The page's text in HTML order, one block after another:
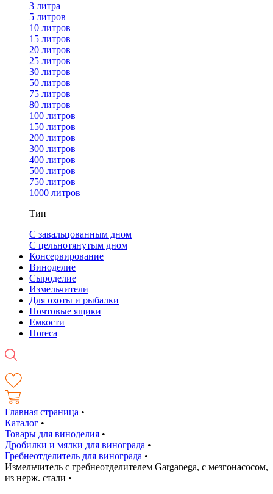
3 литра
5 литров
10 литров
15 литров
20 литров
25 литров
30 литров
50 литров
75 литров
80 литров
100 литров
150 литров
200 литров
300 литров
400 литров
500 литров
750 литров
1000 литров
Тип
С завальцованным дном
С цельнотянутым дном
Консервирование
Виноделие
Сыроделие
Измельчители
Для охоты и рыбалки
Почтовые ящики
Емкости
Horeca
Главная страница •
Каталог •
Товары для виноделия •
Дробилки и мялки для винограда •
Гребнеотделитель для винограда •
Измельчитель с гребнеотделителем Garganega, с мезгонасосом,
из нерж. стали •